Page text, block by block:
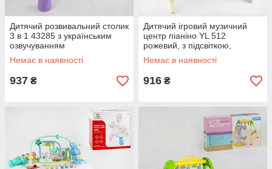
Дитячий розвивальний столик
3 в 1 43285 з українським
озвучуванням
Немає в наявності
937 ₴
Дитячий ігровий музичний
центр піаніно YL 512
рожевий, з підсвіткою,
звуками, мелодіями,
ксилофоном
Немає в наявності
916 ₴